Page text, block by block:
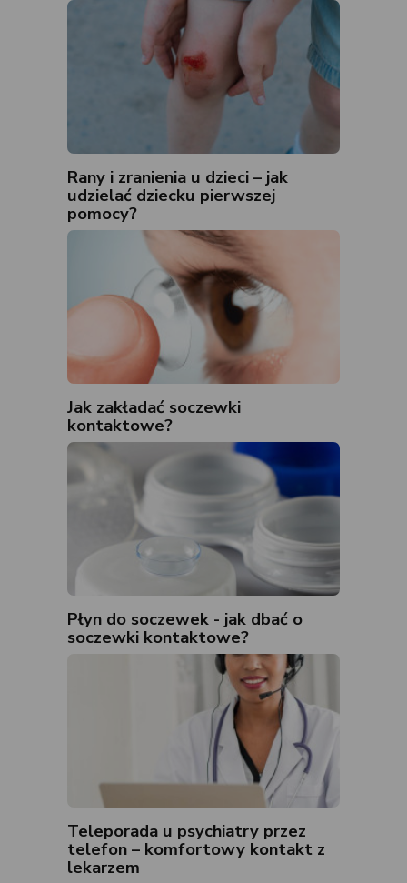
Rany i zranienia u dzieci – jak
udzielać dziecku pierwszej
pomocy?
Jak zakładać soczewki
kontaktowe?
Płyn do soczewek - jak dbać o
soczewki kontaktowe?
Teleporada u psychiatry przez
telefon – komfortowy kontakt z
lekarzem